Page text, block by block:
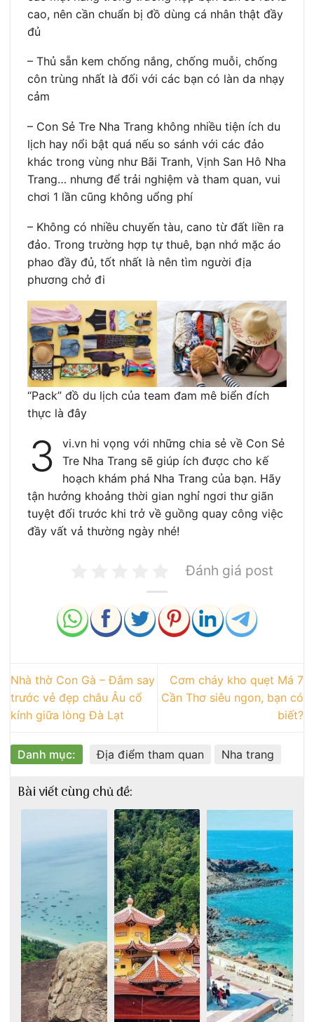
cao, nên cần chuẩn bị đồ dùng cá nhân thật đầy
đủ
– Thủ sẵn kem chống nắng, chống muỗi, chống
côn trùng nhất là đối với các bạn có làn da nhạy
cảm
– Con Sẻ Tre Nha Trang không nhiều tiện ích du
lịch hay nổi bật quá nếu so sánh với các đảo
khác trong vùng như Bãi Tranh, Vịnh San Hô Nha
Trang… nhưng để trải nghiệm và tham quan, vui
chơi 1 lần cũng không uổng phí
– Không có nhiều chuyến tàu, cano từ đất liền ra
đảo. Trong trường hợp tự thuê, bạn nhớ mặc áo
phao đầy đủ, tốt nhất là nên tìm người địa
phương chở đi
“Pack” đồ du lịch của team đam mê biển đích
thực là đây
3
vi.vn hi vọng với những chia sẻ về Con Sẻ
Tre Nha Trang sẽ giúp ích được cho kế
hoạch khám phá Nha Trang của bạn. Hãy
tận hưởng khoảng thời gian nghỉ ngơi thư giãn
tuyệt đối trước khi trở về guồng quay công việc
đầy vất vả thường ngày nhé!
Đánh giá post
Nhà thờ Con Gà – Đắm say
trước vẻ đẹp châu Âu cổ
kính giữa lòng Đà Lạt
Cơm cháy kho quẹt Má 7
Cần Thơ siêu ngon, bạn có
biết?
Danh mục: Địa điểm tham quan Nha trang
Bài viết cùng chủ đề: